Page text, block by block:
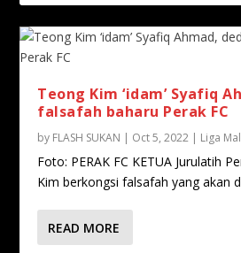
Teong Kim ‘idam’ Syafiq
falsafah baharu Perak FC
by FLASH SUKAN | Oct 5, 2022 | Liga
Foto: PERAK FC KETUA Jurulatih
Kim berkongsi falsafah yang akan
READ MORE